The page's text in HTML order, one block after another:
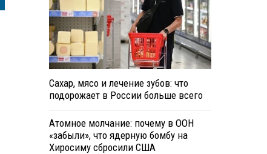
Сахар, мясо и лечение зубов: что
подорожает в России больше всего
Атомное молчание: почему в ООН
«забыли», что ядерную бомбу на
Хиросиму сбросили США